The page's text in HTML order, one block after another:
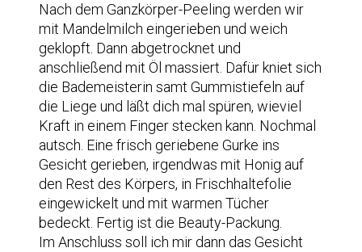
Nach dem Ganzkörper-Peeling werden wir
mit Mandelmilch eingerieben und weich
geklopft. Dann abgetrocknet und
anschließend mit Öl massiert. Dafür kniet sich
die Bademeisterin samt Gummistiefeln auf
die Liege und läßt dich mal spüren, wieviel
Kraft in einem Finger stecken kann. Nochmal
autsch. Eine frisch geriebene Gurke ins
Gesicht gerieben, irgendwas mit Honig auf
den Rest des Körpers, in Frischhaltefolie
eingewickelt und mit warmen Tücher
bedeckt. Fertig ist die Beauty-Packung.
Im Anschluss soll ich mir dann das Gesicht